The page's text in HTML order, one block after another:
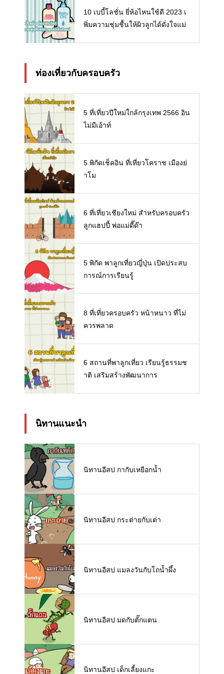
10 เบบี้โลชั่น ยี่ห้อไหนใช้ดี 2023 เ
พิ่มความชุ่มชื้นให้ผิวลูกได้ดั่งใจแม่
ท่องเที่ยวกับครอบครัว
5 ที่เที่ยวปีใหม่ใกล้กรุงเทพ 2566 อิน
ไม่มีเอ้าท์
5 พิกัดเช็คอิน ที่เที่ยวโคราช เมืองย่
าโม
6 ที่เที่ยวเชียงใหม่ สำหรับครอบครัว
ลูกแฮปปี้ พ่อแม่ดี๊ด๊า
5 พิกัด พาลูกเที่ยวญี่ปุ่น เปิดประสบ
การณ์การเรียนรู้
8 ที่เที่ยวครอบครัว หน้าหนาว ที่ไม่
ควรพลาด
6 สถานที่พาลูกเที่ยว เรียนรู้ธรรมช
าติ เสริมสร้างพัฒนาการ
นิทานแนะนำ
นิทานอีสป กากับเหยือกน้ำ
นิทานอีสป กระต่ายกับเต่า
นิทานอีสป แมลงวันกับโถน้ำผึ้ง
นิทานอีสป มดกับตั๊กแตน
นิทานอีสป เด็กเลี้ยงแกะ